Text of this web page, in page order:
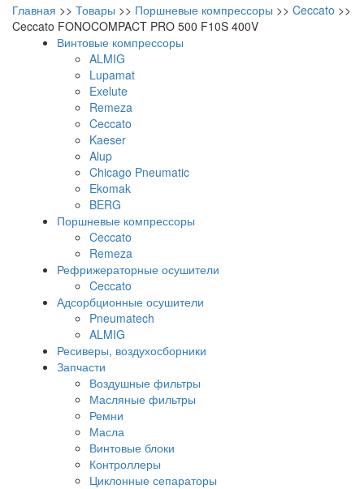
Главная >> Товары >> Поршневые компрессоры >> Ceccato >>
Ceccato FONOCOMPACT PRO 500 F10S 400V
Винтовые компрессоры
ALMIG
Lupamat
Exelute
Remeza
Ceccato
Kaeser
Alup
Chicago Pneumatic
Ekomak
BERG
Поршневые компрессоры
Ceccato
Remeza
Рефрижераторные осушители
Ceccato
Адсорбционные осушители
Pneumatech
ALMIG
Ресиверы, воздухосборники
Запчасти
Воздушные фильтры
Масляные фильтры
Ремни
Масла
Винтовые блоки
Контроллеры
Циклонные сепараторы